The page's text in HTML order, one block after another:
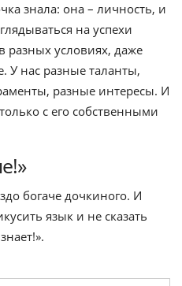
знала: она – личность, и
на успехи
разных условиях, даже
У нас разные таланты,
разные интересы. И
с его собственными
богаче дочкиного. И
язык и не сказать